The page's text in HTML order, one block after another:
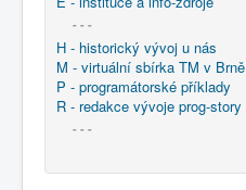
- - -
H - historický vývoj u nás
M - virtuální sbírka TM v Brně
P - programátorské příklady
R - redakce vývoje prog-story
- - -